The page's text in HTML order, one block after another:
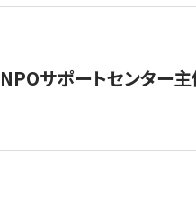
NPOサポートセンター